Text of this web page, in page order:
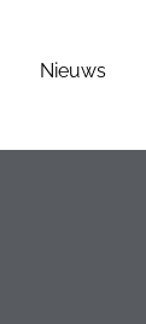
Nieuws